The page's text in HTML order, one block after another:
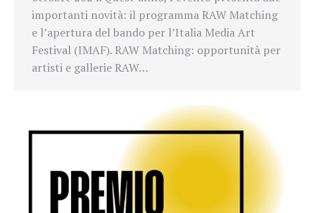
importanti novità: il programma RAW Matching
e l’apertura del bando per l’Italia Media Art
Festival (IMAF). RAW Matching: opportunità per
artisti e gallerie RAW…